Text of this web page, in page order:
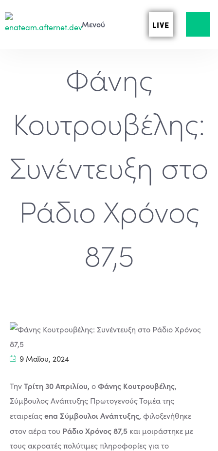
LIVE
Φάνης
Κουτρουβέλης:
Συνέντευξη στο
Ράδιο Χρόνος
87,5
9 Μαΐου, 2024
ΤηνΤρίτη 30 Απριλίου, οΦάνης Κουτρουβέλης,
Σύμβουλος Ανάπτυξης Πρωτογενούς Τομέα της
εταιρείαςena Σύμβουλοι Ανάπτυξης, φιλοξενήθηκε
στον αέρα του Ράδιο Χρόνος 87,5 και μοιράστηκε με
τους ακροατές πολύτιμες πληροφορίες για το